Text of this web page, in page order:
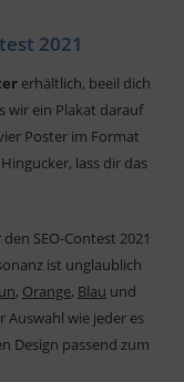
2021
erhältlich, beeil dich
wir ein Plakat darauf
Poster im Format
lass dir das
SEO-Contest 2021
ist unglaublich
, Orange, Blau und
Auswahl wie jeder es
Design passend zum